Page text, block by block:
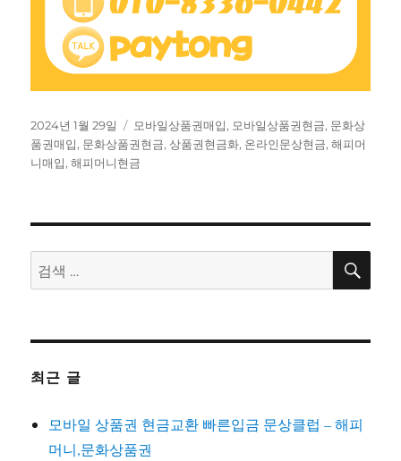
작
성
일
2024년 1월 29일
태
그
모바일상품권매입, 모바일상품권현금, 문화상
품권매입, 문화상품권현금,상품권현금화, 온라인문상현금,해피머
니매입,해피머니현금
검
색:
검
최근 글
모바일 상품권 현금교환 빠른입금 문상클럽 – 해피
머니,문화상품권